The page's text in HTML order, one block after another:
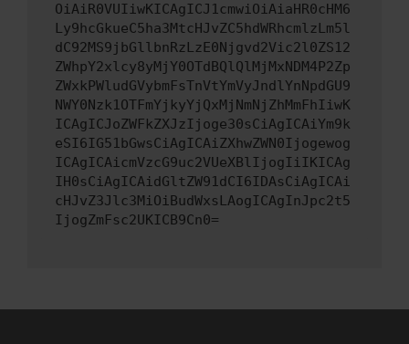
OiAiR0VUIiwKICAgICJ1cmwiOiAiaHR0cHM6
Ly9hcGkueC5ha3MtcHJvZC5hdWRhcmlzLm5l
dC92MS9jbGllbnRzLzE0Njgvd2Vic2l0ZS12
ZWhpY2xlcy8yMjY0OTdBQlQlMjMxNDM4P2Zp
ZWxkPWludGVybmFsTnVtYmVyJndlYnNpdGU9
NWY0Nzk1OTFmYjkyYjQxMjNmNjZhMmFhIiwK
ICAgICJoZWFkZXJzIjoge30sCiAgICAiYm9k
eSI6IG51bGwsCiAgICAiZXhwZWN0Ijogewog
ICAgICAicmVzcG9uc2VUeXBlIjogIiIKICAg
IH0sCiAgICAidGltZW91dCI6IDAsCiAgICAi
cHJvZ3Jlc3MiOiBudWxsLAogICAgInJpc2t5
IjogZmFsc2UKICB9Cn0=